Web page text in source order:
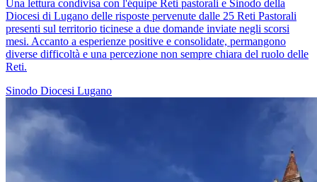
Una lettura condivisa con l'équipe Reti pastorali e Sinodo della
Diocesi di Lugano delle risposte pervenute dalle 25 Reti Pastorali
presenti sul territorio ticinese a due domande inviate negli scorsi
mesi. Accanto a esperienze positive e consolidate, permangono
diverse difficoltà e una percezione non sempre chiara del ruolo delle
Reti.
Sinodo Diocesi Lugano